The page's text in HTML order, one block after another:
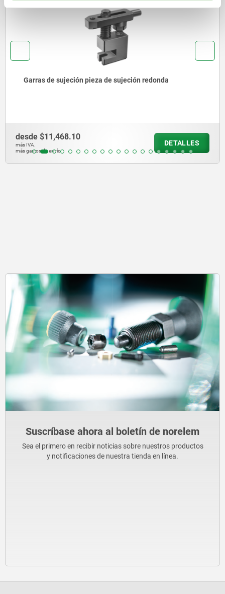
pieza de sujeción redonda
más IVA.
más gastos de envío
Suscríbase ahora al boletín de norelem
Sea el primero en recibir noticias sobre nuestros productos
y notificaciones de nuestra tienda en línea.